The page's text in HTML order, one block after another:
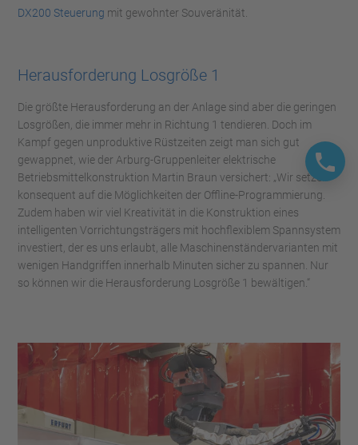
DX200 Steuerung mit gewohnter Souveränität.
Herausforderung Losgröße 1
Die größte Herausforderung an der Anlage sind aber die geringen
Losgrößen, die immer mehr in Richtung 1 tendieren. Doch im
Kampf gegen unproduktive Rüstzeiten zeigt man sich gut
gewappnet, wie der Arburg-Gruppenleiter elektrische
Betriebsmittelkonstruktion Martin Braun versichert: „Wir setzen
konsequent auf die Möglichkeiten der Offline-Programmierung.
Zudem haben wir viel Kreativität in die Konstruktion eines
intelligenten Vorrichtungsträgers mit hochflexiblem Spannsystem
investiert, der es uns erlaubt, alle Maschinenständervarianten mit
wenigen Handgriffen innerhalb Minuten sicher zu spannen. Nur
so können wir die Herausforderung Losgröße 1 bewältigen.“